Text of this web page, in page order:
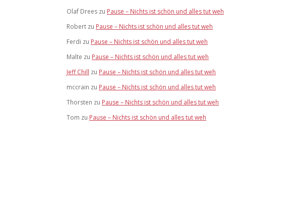
Olaf Drees zu Pause – Nichts ist schön und alles tut weh
Robert zu Pause – Nichts ist schön und alles tut weh
Ferdi zu Pause – Nichts ist schön und alles tut weh
Malte zu Pause – Nichts ist schön und alles tut weh
Jeff Chill zu Pause – Nichts ist schön und alles tut weh
mccrain zu Pause – Nichts ist schön und alles tut weh
Thorsten zu Pause – Nichts ist schön und alles tut weh
Tom zu Pause – Nichts ist schön und alles tut weh